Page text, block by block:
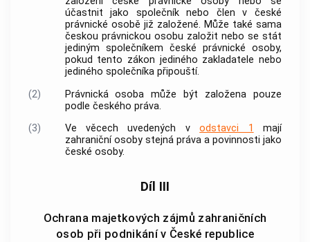
účastnit jako společník nebo člen v české
právnické osobě již založené. Může také sama
českou právnickou osobu založit nebo se stát
jediným společníkem české právnické osoby,
pokud tento zákon jediného zakladatele nebo
jediného společníka připouští.
(2)
Právnická osoba může být založena pouze
podle českého práva.
(3)
Ve věcech uvedených vodstavci 1
mají
zahraniční osobystejná práva a povinnosti jako
české osoby.
Díl III
Ochrana majetkových zájmů zahraničních
osob při podnikání v České republice